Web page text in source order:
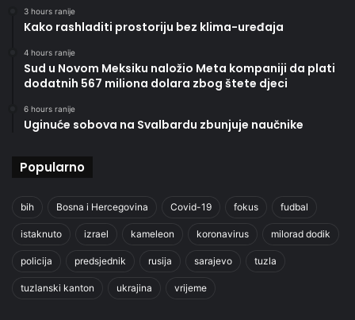
3 hours ranije
Kako rashladiti prostoriju bez klima-uređaja
4 hours ranije
Sud u Novom Meksiku naložio Meta kompaniji da plati
dodatnih 567 miliona dolara zbog štete djeci
6 hours ranije
Uginuće sobova na Svalbardu zbunjuje naučnike
Popularno
bih Bosna i Hercegovina Covid-19 fokus fudbal
istaknuto izrael kameleon koronavirus milorad dodik
policija predsjednik rusija sarajevo tuzla
tuzlanski kanton ukrajina vrijeme